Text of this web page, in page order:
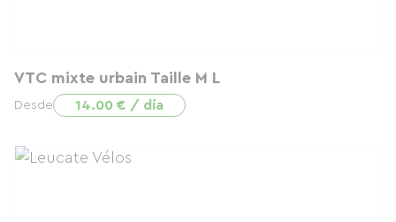
VTC mixte urbain Taille M L
Desde 14.00 € / día